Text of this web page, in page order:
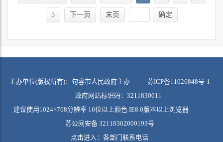
5 下一页 末页 确定
主办单位(版权所有)：句容市人民政府主办 苏ICP备11026848号-1
政府网站标识码：3211830011
建议使用1024×768分辨率 16位以上颜色 IE8.0版本以上浏览器
苏公网安备 32118302000193号
点击进入： 各部门联系电话